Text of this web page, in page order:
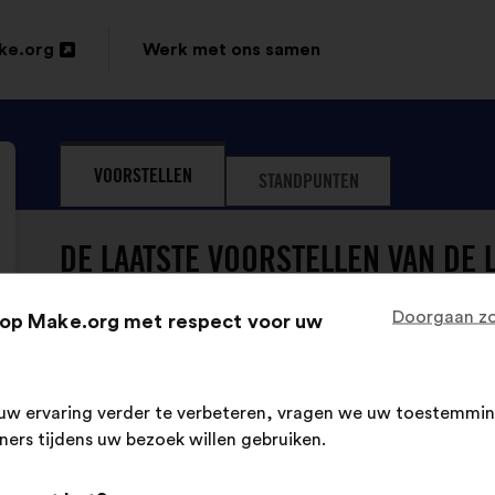
Werk met ons samen
VOORSTELLEN STANDPUNTEN
DE LAATSTE VOORSTELLEN VAN
De L'or Dans Les Mains heeft nog
Doorgaan
Make.org met respect voor uw
ervaring verder te verbeteren, vragen we uw
tijdens uw bezoek willen gebruiken.